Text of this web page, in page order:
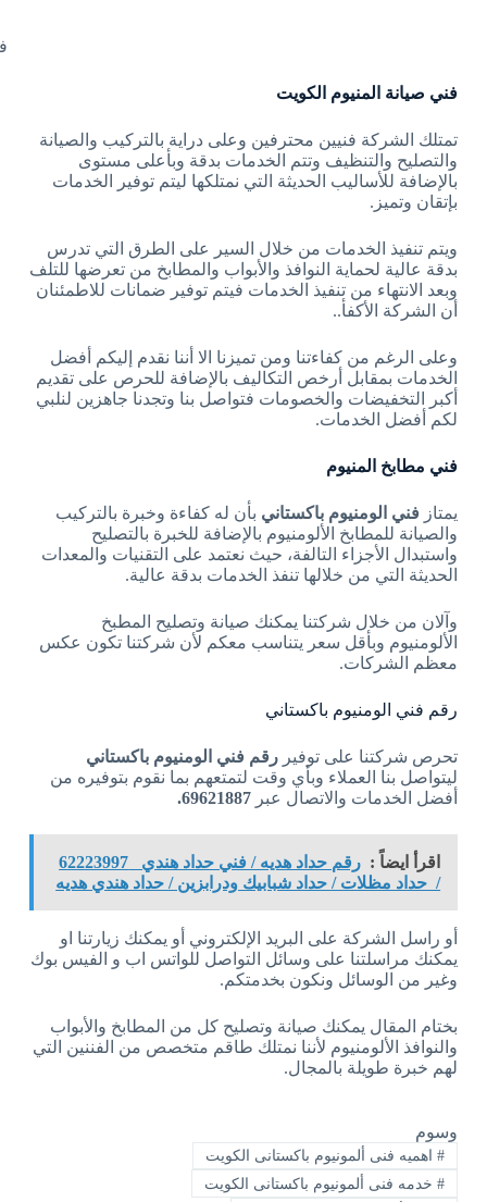
فني صيانة المنيوم الكويت
تمتلك الشركة فنيين محترفين وعلى دراية بالتركيب والصيانة
والتصليح والتنظيف وتتم الخدمات بدقة وبأعلى مستوى
بالإضافة للأساليب الحديثة التي نمتلكها ليتم توفير الخدمات
بإتقان وتميز.
ويتم تنفيذ الخدمات من خلال السير على الطرق التي تدرس
بدقة عالية لحماية النوافذ والأبواب والمطابخ من تعرضها للتلف
وبعد الانتهاء من تنفيذ الخدمات فيتم توفير ضمانات للاطمئنان
أن الشركة الأكفأ..
وعلى الرغم من كفاءتنا ومن تميزنا الا أننا نقدم إليكم أفضل
الخدمات بمقابل أرخص التكاليف بالإضافة للحرص على تقديم
أكبر التخفيضات والخصومات فتواصل بنا وتجدنا جاهزين لنلبي
لكم أفضل الخدمات.
فني مطابخ المنيوم
يمتاز فني الومنيوم باكستاني بأن له كفاءة وخبرة بالتركيب
والصيانة للمطابخ الألومنيوم بالإضافة للخبرة بالتصليح
واستبدال الأجزاء التالفة، حيث نعتمد على التقنيات والمعدات
الحديثة التي من خلالها تنفذ الخدمات بدقة عالية.
وآلان من خلال شركتنا يمكنك صيانة وتصليح المطبخ
الألومنيوم وبأقل سعر يتناسب معكم لأن شركتنا تكون عكس
معظم الشركات.
رقم فني الومنيوم باكستاني
تحرص شركتنا على توفير رقم فني الومنيوم باكستاني
ليتواصل بنا العملاء وبأي وقت لتمتعهم بما نقوم بتوفيره من
أفضل الخدمات والاتصال عبر 69621887.
اقرأ ايضاً :
رقم حداد هديه / فني حداد هندي 62223997
/ حداد مظلات / حداد شبابيك ودرابزين / حداد هندي هديه
أو راسل الشركة على البريد الإلكتروني أو يمكنك زيارتنا او
يمكنك مراسلتنا على وسائل التواصل للواتس اب و الفيس بوك
وغير من الوسائل ونكون بخدمتكم.
بختام المقال يمكنك صيانة وتصليح كل من المطابخ والأبواب
والنوافذ الألومنيوم لأننا نمتلك طاقم متخصص من الفننين التي
لهم خبرة طويلة بالمجال.
وسوم
#اهميه فنى ألمونيوم باكستانى الكويت
#خدمه فنى ألمونيوم باكستانى الكويت